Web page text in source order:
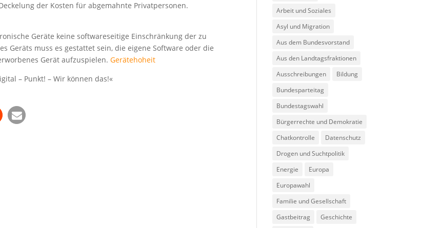
der Kosten für abgemahnte Privatpersonen.
Geräte keine softwareseitige Einschränkung der zu
Geräts muss es gestattet sein, die eigene Software oder die
Gerät aufzuspielen.Gerätehoheit
– Punkt! – Wir können das!«
Arbeit und Soziales
Asyl und Migration
Aus dem Bundesvorstand
Aus den Landtagsfraktionen
Ausschreibungen
Bildung
Bundesparteitag
Bundestagswahl
Bürgerrechte und Demokratie
Chatkontrolle
Datenschutz
Drogen und Suchtpolitik
Energie
Europa
Europawahl
Familie und Gesellschaft
Gastbeitrag
Geschichte